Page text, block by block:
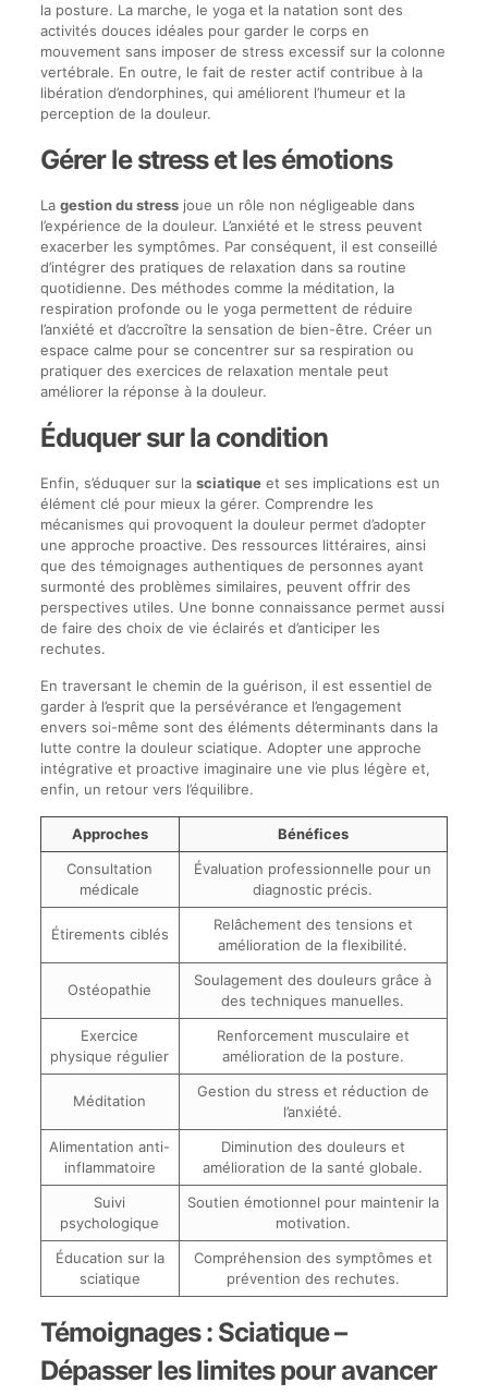
la posture. La marche, le yoga et la natation sont des
activités douces idéales pour garder le corps en
mouvement sans imposer de stress excessif sur la colonne
vertébrale. En outre, le fait de rester actif contribue à la
libération d’endorphines, qui améliorent l’humeur et la
perception de la douleur.
Gérer le stress et les émotions
La gestion du stressjoue un rôle non négligeable dans
l’expérience de la douleur. L’anxiété et le stress peuvent
exacerber les symptômes. Par conséquent, il est conseillé
d’intégrer des pratiques de relaxation dans sa routine
quotidienne. Des méthodes comme la méditation, la
respiration profonde ou le yoga permettent de réduire
l’anxiété et d’accroître la sensation de bien-être. Créer un
espace calme pour se concentrer sur sa respiration ou
pratiquer des exercices de relaxation mentale peut
améliorer la réponse à la douleur.
Éduquer sur la condition
Enfin, s’éduquer sur la sciatiqueet ses implications est un
élément clé pour mieux la gérer. Comprendre les
mécanismes qui provoquent la douleur permet d’adopter
une approche proactive. Des ressources littéraires, ainsi
que des témoignages authentiques de personnes ayant
surmonté des problèmes similaires, peuvent offrir des
perspectives utiles. Une bonne connaissance permet aussi
de faire des choix de vie éclairés et d’anticiper les
rechutes.
En traversant le chemin de la guérison, il est essentiel de
garder à l’esprit que la persévérance et l’engagement
envers soi-même sont des éléments déterminants dans la
lutte contre la douleur sciatique. Adopter une approche
intégrative et proactive imaginaire une vie plus légère et,
enfin, un retour vers l’équilibre.
Approches
Bénéfices
Consultation
médicale
Évaluation professionnelle pour un
diagnostic précis.
Étirements ciblés
Relâchement des tensions et
amélioration de la flexibilité.
Ostéopathie
Soulagement des douleurs grâce à
des techniques manuelles.
Exercice
physique régulier
Renforcement musculaire et
amélioration de la posture.
Méditation
Gestion du stress et réduction de
l’anxiété.
Alimentation anti-
inflammatoire
Diminution des douleurs et
amélioration de la santé globale.
Suivi
psychologique
Soutien émotionnel pour maintenir la
motivation.
Éducation sur la
sciatique
Compréhension des symptômes et
prévention des rechutes.
Témoignages : Sciatique –
Dépasser les limites pour avancer